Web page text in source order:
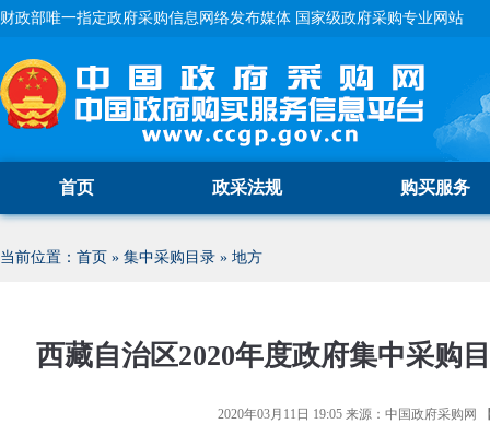
财政部唯一指定政府采购信息网络发布媒体 国家级政府采购专业网站
首页 政采法规 购买服务
当前位置： 首页 » 集中采购目录 » 地方
西藏自治区2020年度政府集中采购
2020年03月11日 19:05来源： 中国政府采购网